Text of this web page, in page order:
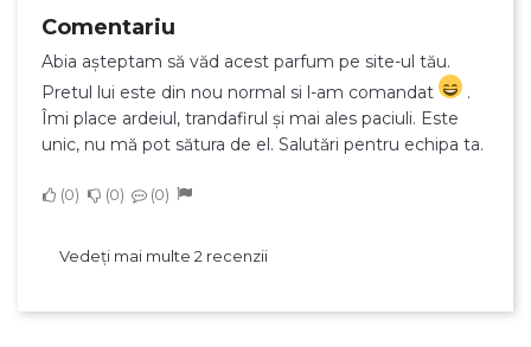
Comentariu
Abia așteptam să văd acest parfum pe site-ul tău.
Pretul lui este din nou normal si l-am comandat
.
Îmi place ardeiul, trandafirul și mai ales paciuli. Este
unic, nu mă pot sătura de el. Salutări pentru echipa ta.
0 0 0
Vedeți mai multe 2 recenzii
Anuleaza